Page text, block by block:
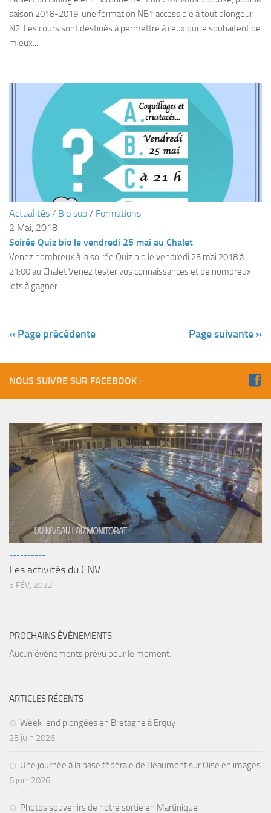
Agenda
Section Matériel
Occasions
saison 2018-2019, une formation NB1 accessible à tout plongeur
N2. Les cours sont destinés à permettre à ceux qui le souhaitent de
mieux...
Actualités / Bio sub / Formations
2 Mai, 2018
Soirée Quiz bio le vendredi 25 mai au Chalet
Venez nombreux à la soirée Quiz bio le vendredi 25 mai 2018 à
21:00 au Chalet Venez tester vos connaissances et de nombreux
lots à gagner
« Page précédente Page suivante »
NOUS SUIVRE SUR FACEBOOK :
----------
Les activités du CNV
5 FÉV, 2022
PROCHAINS ÉVÈNEMENTS
Aucun évènements prévu pour le moment.
ARTICLES RÉCENTS
Week-end plongées en Bretagne à Erquy
25 juin 2026
Une journée à la base fédérale de Beaumont sur Oise en images
6 juin 2026
Photos souvenirs de notre sortie en Martinique